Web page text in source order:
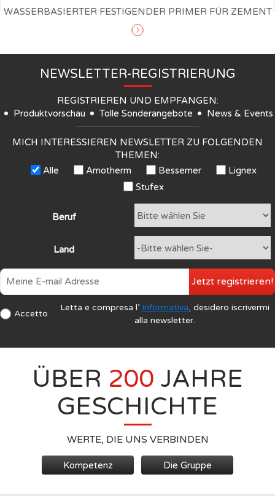
WASSERBASIERTER FESTIGENDER PRIMER FÜR ZEMENT
NEWSLETTER-REGISTRIERUNG
REGISTRIEREN UND EMPFANGEN:
Produktvorschau
Tolle Sonderangebote News & Events
MICH INTERESSIEREN NEWSLETTER ZU FOLGENDEN
THEMEN:
Alle
Amotherm Bessemer
Lignex
Stufex
Beruf
Land
Accetto
Letta e compresa l’ Informativa, desidero iscrivermi
alla newsletter.
Jetzt registrieren!
ÜBER 200 JAHRE
GESCHICHTE
WERTE, DIE UNS VERBINDEN
Kompetenz Die Gruppe